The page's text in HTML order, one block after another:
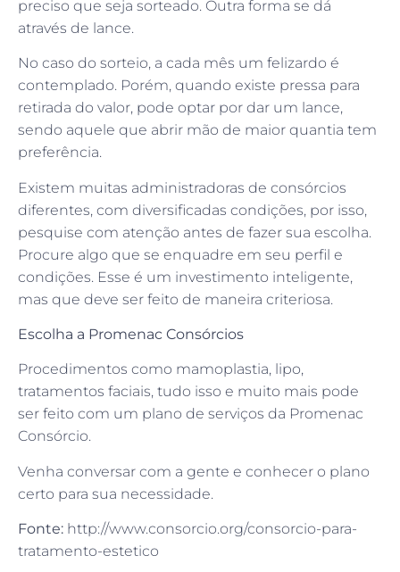
preciso que seja sorteado. Outra forma se dá
através de lance.
No caso do sorteio, a cada mês um felizardo é
contemplado. Porém, quando existe pressa para
retirada do valor, pode optar por dar um lance,
sendo aquele que abrir mão de maior quantia tem
preferência.
Existem muitas administradoras de consórcios
diferentes, com diversificadas condições, por isso,
pesquise com atenção antes de fazer sua escolha.
Procure algo que se enquadre em seu perfil e
condições. Esse é um investimento inteligente,
mas que deve ser feito de maneira criteriosa.
Escolha a Promenac Consórcios
Procedimentos como mamoplastia, lipo,
tratamentos faciais, tudo isso e muito mais pode
ser feito com um plano de serviços da Promenac
Consórcio.
Venha conversar com a gente e conhecer o plano
certo para sua necessidade.
Fonte: http://www.consorcio.org/consorcio-para-
tratamento-estetico